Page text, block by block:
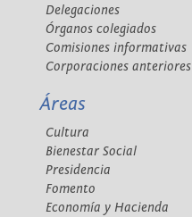
Delegaciones
Órganos colegiados
Comisiones informativas
Corporaciones anteriores
Áreas
Cultura
Bienestar Social
Presidencia
Fomento
Economía y Hacienda